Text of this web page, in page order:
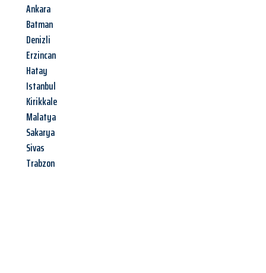
Ankara
Batman
Denizli
Erzincan
Hatay
Istanbul
Kirikkale
Malatya
Sakarya
Sivas
Trabzon